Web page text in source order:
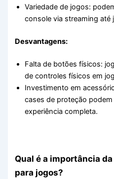
Variedade de jogos:
console via streaming até
Desvantagens:
Falta de botões físicos:
de controles físicos em
Investimento em
cases de proteção
experiência completa.
Qual é a importância
para jogos?